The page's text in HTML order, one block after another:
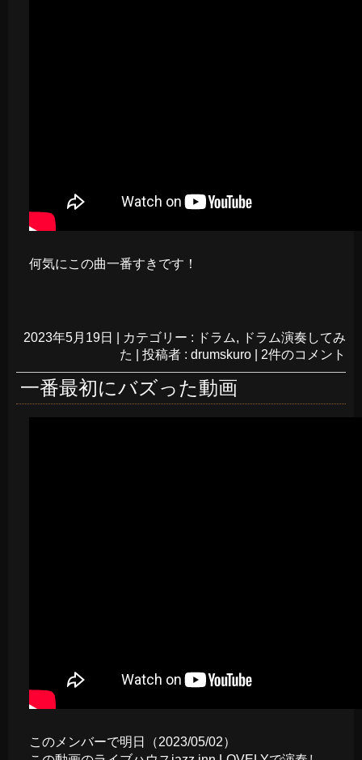
何気にこの曲一番すきです！
2023年5月19日 カテゴリー : ドラム, ドラム演奏してみ
た
投稿者 : drumskuro 2件のコメント
一番最初にバズった動画
このメンバーで明日（2023/05/02）